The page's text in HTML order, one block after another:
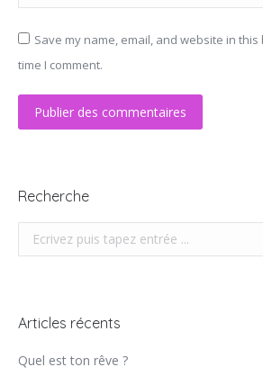
Save my name, email, and website in
time I comment.
Publier des commentaires
Recherche
Recherche
Articles récents
Quel est ton rêve ?